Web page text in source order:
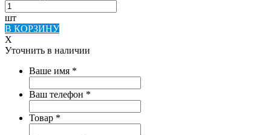
шт
В КОРЗИНУ
X
Уточнить в наличии
Ваше имя *
Ваш телефон *
Товар *